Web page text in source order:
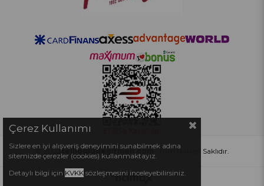
© 2023telliogludegirmen.com- Tüm Hakları Saklıdır.
Çerez Kullanımı
Sizlere en iyi alışveriş deneyimini sunabilmek adına
sitemizde çerezler (cookies) kullanmaktayız.
Detaylı bilgi için KVKK sözleşmesini inceleyebilirsiniz.